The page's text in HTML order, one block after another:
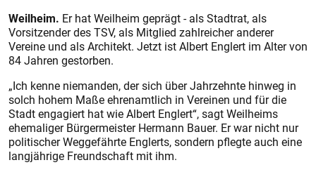
Weilheim. Er hat Weilheim geprägt - als Stadtrat, als
Vorsitzender des TSV, als Mitglied zahlreicher anderer
Vereine und als Architekt. Jetzt ist Albert Englert im Alter von
84 Jahren gestorben.
„Ich kenne niemanden, der sich über Jahrzehnte hinweg in
solch hohem Maße ehrenamtlich in Vereinen und für die
Stadt engagiert hat wie Albert Englert“, sagt Weilheims
ehemaliger Bürgermeister Hermann Bauer. Er war nicht nur
politischer Weggefährte Englerts, sondern pflegte auch eine
langjährige Freundschaft mit ihm.